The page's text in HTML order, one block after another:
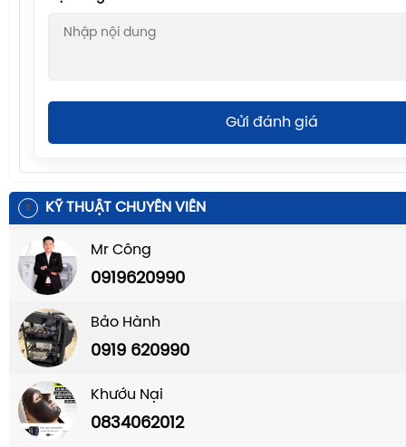
Gửi đánh giá
KỸ THUẬT CHUYÊN VIÊN
Mr Công
0919620990
Bảo Hành
0919 620990
Khướu Nại
0834062012